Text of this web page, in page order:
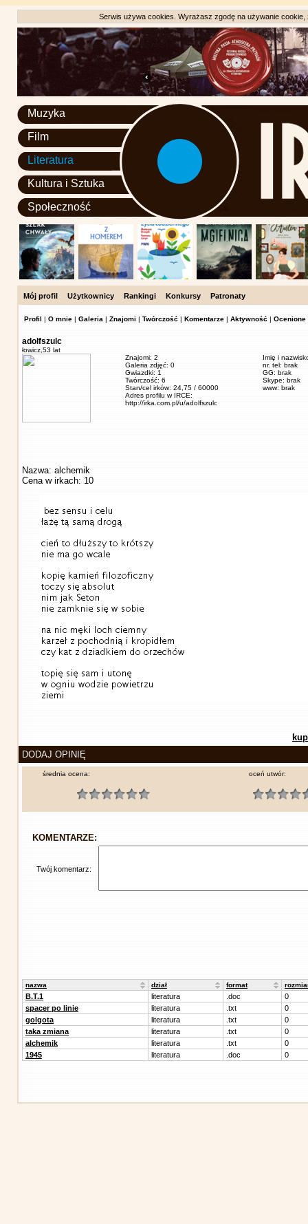
Serwis używa cookies. Wyrażasz zgodę na używanie
Muzyka
Film
Literatura
Kultura i Sztuka
Społeczność
Mój profil Użytkownicy Rankingi Konkursy Patronaty
Profil | O mnie | Galeria | Znajomi | Twórczość | Komentarze | Aktywność | Ocenione
adolfszulc
łowicz, 53 lat
Znajomi: 2
Galeria zdjęć: 0
Gwiazdki: 1
Twórczość: 6
Stan/cel irków: 24,75 / 60000
Adres profilu w IRCE:
http://irka.com.pl/u/adolfszulc
Imię i
nr. tel: brak
GG: brak
Skype: brak
www: brak
Nazwa: alchemik
Cena w irkach: 10
DODAJ OPINIĘ
średnia ocena: oceń utwór:
KOMENTARZE:
Twój komentarz:
nazwa dział format
B.T.1 literatura .doc
0
spacer po linie
literatura .txt
0
golgota
literatura .txt
0
taka zmiana
literatura .txt
0
alchemik
literatura .txt
0
1945
literatura .doc 0